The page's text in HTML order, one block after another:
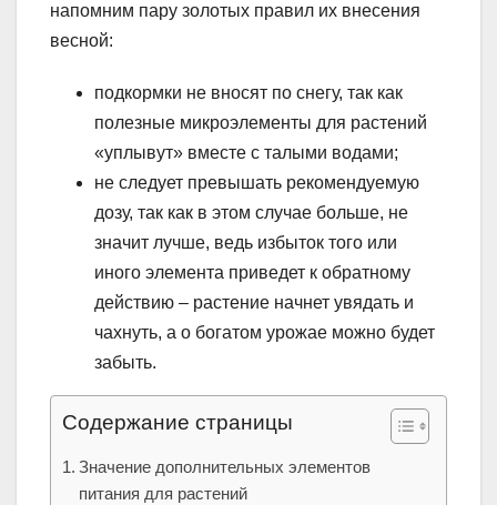
напомним пару золотых правил их внесения
весной:
подкормки не вносят по снегу, так как
полезные микроэлементы для растений
«уплывут» вместе с талыми водами;
не следует превышать рекомендуемую
дозу, так как в этом случае больше, не
значит лучше, ведь избыток того или
иного элемента приведет к обратному
действию – растение начнет увядать и
чахнуть, а о богатом урожае можно будет
забыть.
Содержание страницы
Значение дополнительных элементов
питания для растений